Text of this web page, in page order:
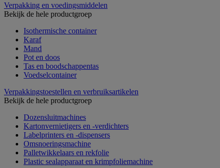
Verpakking en voedingsmiddelen
Bekijk de hele productgroep
Isothermische container
Karaf
Mand
Pot en doos
Tas en boodschappentas
Voedselcontainer
Verpakkingstoestellen en verbruiksartikelen
Bekijk de hele productgroep
Dozensluitmachines
Kartonvernietigers en -verdichters
Labelprinters en -dispensers
Omsnoeringsmachine
Palletwikkelaars en rekfolie
Plastic sealapparaat en krimpfoliemachine